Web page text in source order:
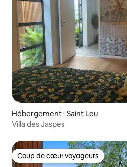
Hébergement ⋅ Saint Leu
Villa des Jaspes
Coup de cœur voyageurs
Coup de cœur voyageurs